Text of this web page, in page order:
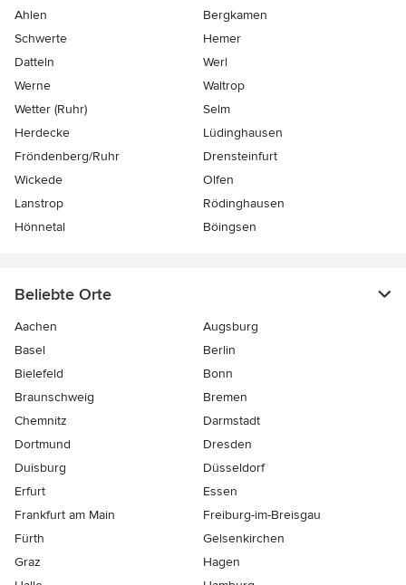
Ahlen
Bergkamen
Schwerte
Hemer
Datteln
Werl
Werne
Waltrop
Wetter (Ruhr)
Selm
Herdecke
Lüdinghausen
Fröndenberg/Ruhr
Drensteinfurt
Wickede
Olfen
Lanstrop
Rödinghausen
Hönnetal
Böingsen
Beliebte Orte
Aachen
Augsburg
Basel
Berlin
Bielefeld
Bonn
Braunschweig
Bremen
Chemnitz
Darmstadt
Dortmund
Dresden
Duisburg
Düsseldorf
Erfurt
Essen
Frankfurt am Main
Freiburg-im-Breisgau
Fürth
Gelsenkirchen
Graz
Hagen